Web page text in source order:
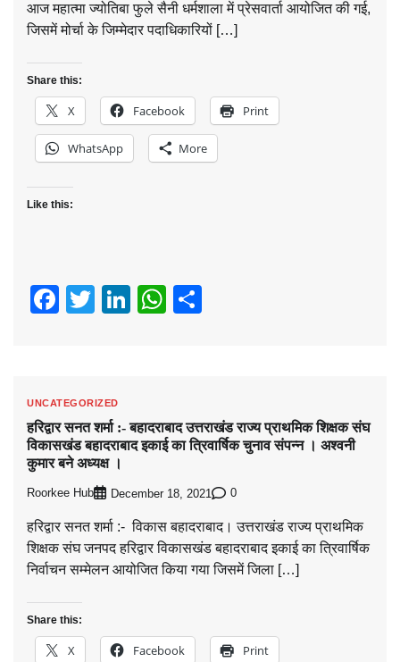
आज महात्मा ज्योतिबा फुले सैनी धर्मशाला में प्रेसवार्ता आयोजित की गई,
जिसमें मोर्चा के जिम्मेदार पदाधिकारियों […]
Share this:
X Facebook Print
WhatsApp More
Like this:
Facebook
TwitterLinkedIn
WhatsApp
UNCATEGORIZED
हरिद्वार सनत शर्मा :- बहादराबाद उत्तराखंड राज्य प्राथमिक शिक्षक संघ
विकासखंड बहादराबाद इकाई का त्रिवार्षिक चुनाव संपन्न । अश्वनी
कुमार बने अध्यक्ष ।
Roorkee Hub December 18, 2021 0
हरिद्वार सनत शर्मा :- विकास बहादराबाद। उत्तराखंड राज्य प्राथमिक
शिक्षक संघ जनपद हरिद्वार विकासखंड बहादराबाद इकाई का त्रिवार्षिक
निर्वाचन सम्मेलन आयोजित किया गया जिसमें जिला […]
Share this:
X Facebook Print